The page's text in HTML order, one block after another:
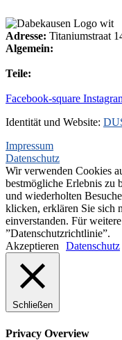
Adresse: Titaniumstraat
Algemein:
Teile:
Facebook-square
Identität und Website:
Impressum
Datenschutz
Wir verwenden Cookies
bestmögliche Erlebnis zu
und wiederholten
klicken, erklären Sie sich
einverstanden. Für
”Datenschutzrichtlinie”.
Akzeptieren
Datenschutz
Schließen
Privacy Overview